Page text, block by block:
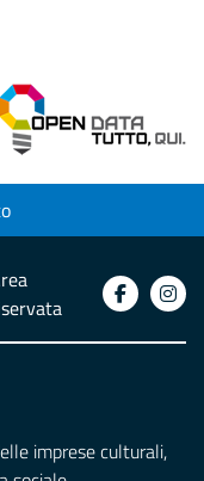
imprese culturali,